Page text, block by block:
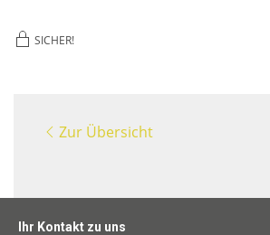
SICHER!
Zur Übersicht
Ihr Kontakt zu uns